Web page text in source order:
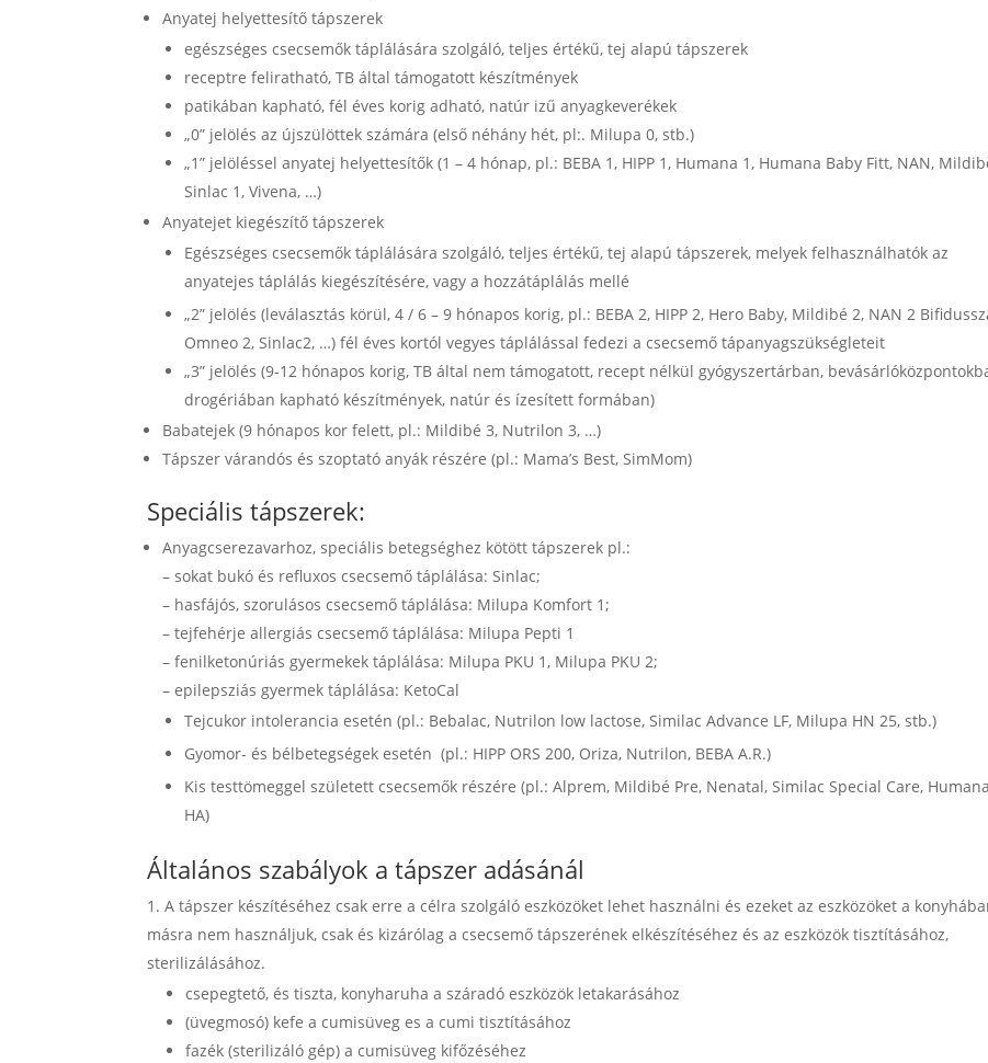
Anyatej helyettesítő tápszerek
egészséges csecsemők táplálására szolgáló, teljes értékű, tej alapú tápszerek
receptre feliratható, TB által támogatott készítmények
patikában kapható, fél éves korig adható, natúr izű anyagkeverékek
„0” jelölés az újszülöttek számára (első néhány hét, pl:. Milupa 0, stb.)
„1” jelöléssel anyatej helyettesítők (1 – 4 hónap, pl.: BEBA 1, HIPP 1, Humana 1, Humana Baby Fitt, NAN,
Sinlac 1, Vivena, …)
Anyatejet kiegészítő tápszerek
Egészséges csecsemők táplálására szolgáló, teljes értékű, tej alapú tápszerek, melyek felhasználhatók az
anyatejes táplálás kiegészítésére, vagy a hozzátáplálás mellé
„2” jelölés (leválasztás körül, 4 / 6 – 9 hónapos korig, pl.: BEBA 2, HIPP 2, Hero Baby, Mildibé 2, NAN 2
Omneo 2, Sinlac2, …) fél éves kortól vegyes táplálással fedezi a csecsemő tápanyagszükségleteit
„3” jelölés (9-12 hónapos korig, TB által nem támogatott, recept nélkül gyógyszertárban,
drogériában kapható készítmények, natúr és ízesített formában)
Babatejek (9 hónapos kor felett, pl.: Mildibé 3, Nutrilon 3, …)
Tápszer várandós és szoptató anyák részére (pl.: Mama’s Best, SimMom)
Speciális tápszerek:
Anyagcserezavarhoz, speciális betegséghez kötött tápszerek pl.:
– sokat bukó és refluxos csecsemő táplálása: Sinlac;
– hasfájós, szorulásos csecsemő táplálása: Milupa Komfort 1;
– tejfehérje allergiás csecsemő táplálása: Milupa Pepti 1
– fenilketonúriás gyermekek táplálása: Milupa PKU 1, Milupa PKU 2;
– epilepsziás gyermek táplálása: KetoCal
Tejcukor intolerancia esetén (pl.: Bebalac, Nutrilon low lactose, Similac Advance LF, Milupa HN 25, stb.)
Gyomor- és bélbetegségek esetén (pl.: HIPP ORS 200, Oriza, Nutrilon, BEBA A.R.)
Kis testtömeggel született csecsemők részére (pl.: Alprem, Mildibé Pre, Nenatal, Similac Special Care,
HA)
Általános szabályok a tápszer adásánál
A tápszer készítéséhez csak erre a célra szolgáló eszközöket lehet használni és ezeket az eszközöket a
másra nem használjuk, csak és kizárólag a csecsemő tápszerének elkészítéséhez és az eszközök tisztításához,
sterilizálásához.
csepegtető, és tiszta, konyharuha a száradó eszközök letakarásához
(üvegmosó) kefe a cumisüveg es a cumi tisztításához
fazék (sterilizáló gép) a cumisüveg kifőzéséhez